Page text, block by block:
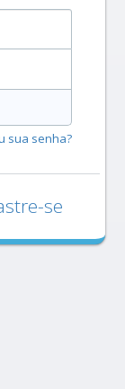
sua senha?
se